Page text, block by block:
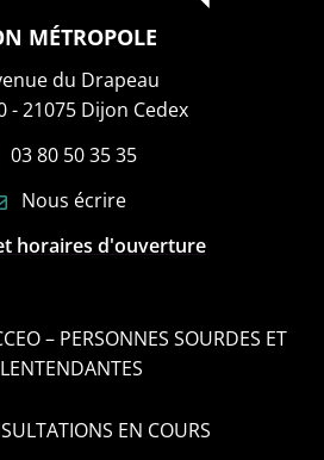
MÉTROPOLE
du Drapeau
- 21075 Dijon Cedex
03 80 50 35 35
Nous écrire
horaires d'ouverture
– PERSONNES SOURDES ET
EN COURS